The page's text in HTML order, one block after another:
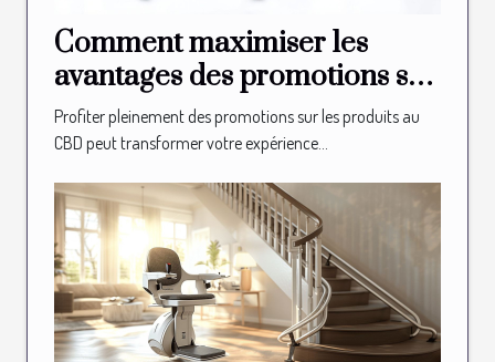
Comment maximiser les
avantages des promotions sur
les produits au CBD ?
Profiter pleinement des promotions sur les produits au
CBD peut transformer votre expérience...